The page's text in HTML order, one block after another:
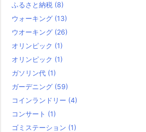
ふるさと納税 (8)
ウォーキング (13)
ウオーキング (26)
オリンピック (1)
オリンピック (1)
ガソリン代 (1)
ガーデニング (59)
コインランドリー (4)
コンサート (1)
ゴミステーション (1)